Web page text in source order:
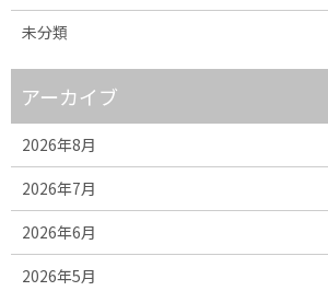
未分類
アーカイブ
2026年8月
2026年7月
2026年6月
2026年5月